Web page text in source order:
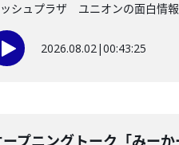
ッシュプラザ ユニオンの面白情
2026.08.02|00:43:25
ープニングトーク「みーか